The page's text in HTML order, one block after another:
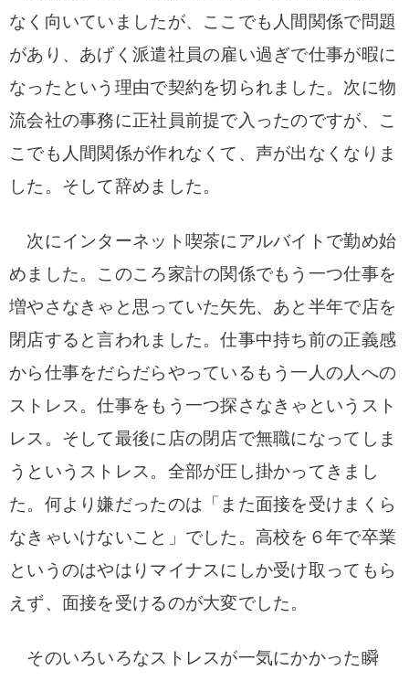
なく向いていましたが、ここでも人間関係で問題
があり、あげく派遣社員の雇い過ぎで仕事が暇に
なったという理由で契約を切られました。次に物
流会社の事務に正社員前提で入ったのですが、こ
こでも人間関係が作れなくて、声が出なくなりま
した。 そして辞めました。
次にインターネット喫茶にアルバイトで勤め始
めました。このころ家計の関係でもう一つ仕事を
増やさなきゃと思っていた矢先、あと半年で店を
閉店すると言われました。仕事中持ち前の正義感
から仕事をだらだらやっているもう一人の人への
ストレス。仕事をもう一つ探さなきゃというスト
レス。そして最後に店の閉店で無職になってしま
うというストレス。全部が圧し掛かってきまし
た。何より嫌だったのは「また面接を受けまくら
なきゃいけないこと」でした。高校を６年で卒業
というのはやはりマイナスにしか受け取ってもら
えず、面接を受けるのが大変でした。
そのいろいろなストレスが一気にかかった瞬